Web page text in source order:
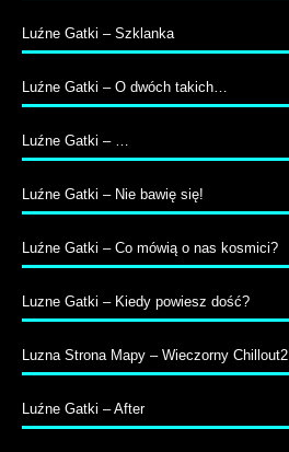
Luźne Gatki – Szklanka
Luźne Gatki – O dwóch takich…
Luźne Gatki – …
Luźne Gatki – Nie bawię się!
Luźne Gatki – Co mówią o nas kosmici?
Luzne Gatki – Kiedy powiesz dość?
Luzna Strona Mapy – Wieczorny Chillout2
Luźne Gatki – After